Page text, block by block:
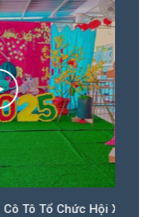
Tổ Chức Hội Xuân